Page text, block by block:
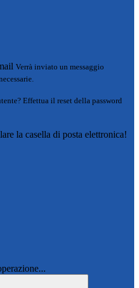
Verrà inviato un messaggio
Effettua il reset della password
la casella di posta elettronica!